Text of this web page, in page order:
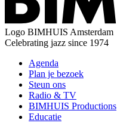
Logo BIMHUIS Amsterdam
Celebrating jazz since 1974
Agenda
Plan je bezoek
Steun ons
Radio & TV
BIMHUIS Productions
Educatie